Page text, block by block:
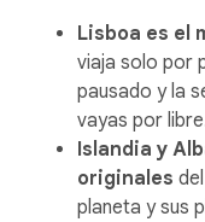
Lisboa es el
viaja solo por
pausado y la
vayas por
Islandia y
originales
planeta y sus